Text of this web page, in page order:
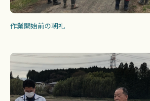
作業開始前の朝礼